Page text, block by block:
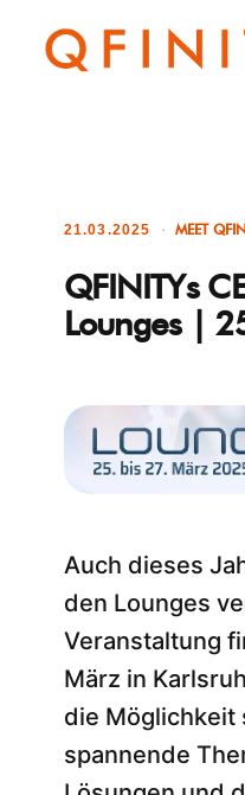
21.03.2025 MEET
QFINITYs
Lounges |
Auch dieses
den Lounges
Veranstaltung
März in
die Möglichkeit
spannende